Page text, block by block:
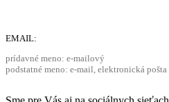
EMAIL:
prídavné meno: e-mailový
podstatné meno: e-mail, elektronická pošta